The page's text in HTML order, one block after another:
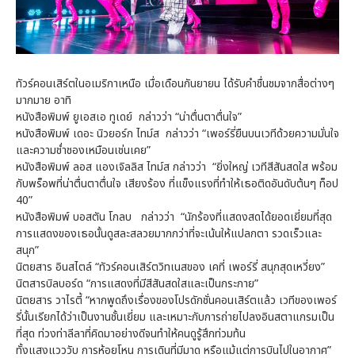
ทัวร์คอนเสิร์ตในอเมริกาเหนือ เมื่อเดือนกันยายน ได้รับคำชื่นชมจากสื่อต่างๆ
มากมาย อาทิ
หนังสือพิมพ์ ยูเอสเอ ทูเดย์ กล่าวว่า “น่าตื่นตาตื่นใจ”
หนังสือพิมพ์ เดอะ นิวยอร์ก ไทม์ส กล่าวว่า “เพอร์รี่ยืนบนเวทีด้วยความมั่นใจ
และความช่ำชองเหมือนเช่นเคย”
หนังสือพิมพ์ ลอส แองเจิลลิส ไทม์ส กล่าวว่า “ยิ่งใหญ่ เวทีสีสันสดใส พร้อม
กับพร็อพที่น่าตื่นตาตื่นใจ เสียงร้อง ที่แข็งแรงที่ทำให้เธอติดอันดับต้นๆ ท็อป
40”
หนังสือพิมพ์ บอสตัน โกลบ กล่าวว่า “นักร้องที่แสดงสดได้ยอดเยี่ยมที่สุด
การแสดงของเธอนั้นดูสละสลวยมากกว่าที่จะเน้นให้แปลกตา รวดเร็วและ
สนุก”
นิตยสาร อินสไตล์ “ทัวร์คอนเสิร์ตวิทเนสของ เคที่ เพอร์รี่ สนุกสุดเหวี่ยง”
นิตสารบิลบอร์ด “การแสดงที่มีสีสันสดใสและเป็นกระกาย”
นิตยสาร วาไรตี้ “หากพูดถึงเรื่องของโปรดักชั่นคอนเสิร์ตแล้ว เวทีของเพอร์
รี่นั้นเรียกได้ว่าเป็นงานชั้นเยี่ยม และเหมาะกับการถ่ายไปลงอินสตาแกรมเป็น
ที่สุด ท่วงท่าลีลาที่คิดมาอย่างดีจนทำให้คนดูรู้สึกท่วมท้น
ทั้งแสงแวววับ การห้อยโหน การเดินที่มีมาด หรือแม้แต่การบินไปในอากาศ”